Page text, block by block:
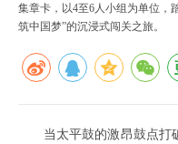
集章卡，以4至6人小组为单位，
筑中国梦”的沉浸式闯关之旅。
当太平鼓的激昂鼓点打